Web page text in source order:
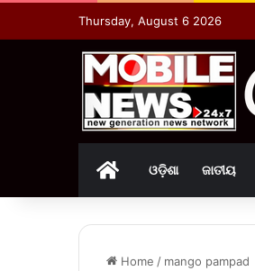
Thursday, August 6 2026
Homeଓଡ଼ିଶା ଜାତୀୟ
Home / mango pampad